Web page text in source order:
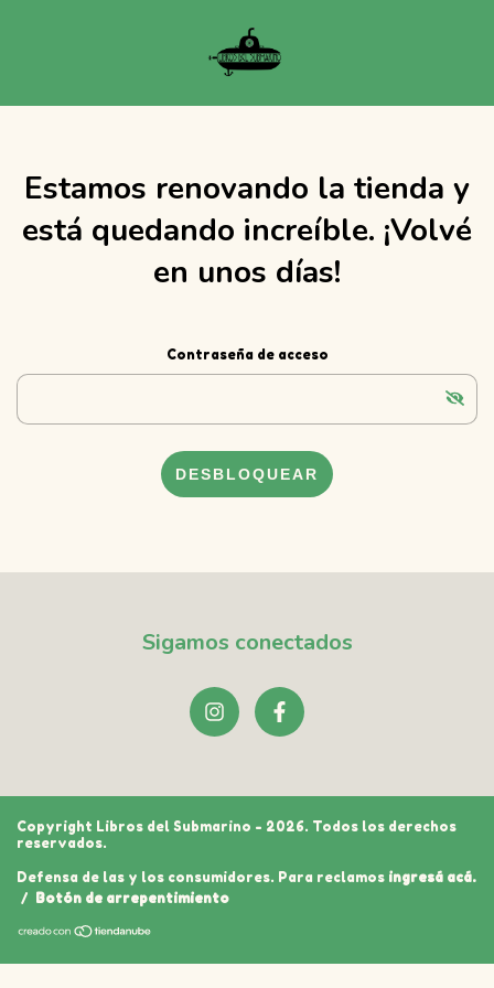
Estamos renovando la tienda y
está quedando increíble. ¡Volvé
en unos días!
Contraseña de acceso
DESBLOQUEAR
Sigamos conectados
Copyright Libros del Submarino - 2026. Todos los derechos
reservados.
Defensa de las y los consumidores. Para reclamos ingresá acá.
/ Botón de arrepentimiento